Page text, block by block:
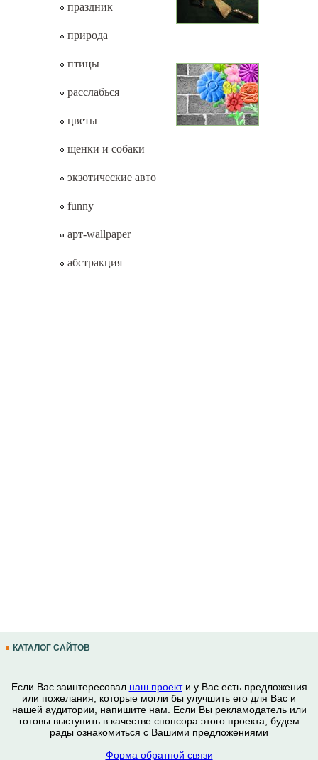
праздник
природа
птицы
расслабься
цветы
щенки и собаки
экзотические авто
funny
арт-wallpaper
абстракция
КАТАЛОГ САЙТОВ
Если Вас заинтересовал наш проекти у Вас есть предложения
или пожелания, которые могли бы улучшить его для Вас и
нашей аудитории, напишите нам. Если Вы рекламодатель или
готовы выступить в качестве спонсора этого проекта, будем
рады ознакомиться с Вашими предложениями
Форма обратной связи